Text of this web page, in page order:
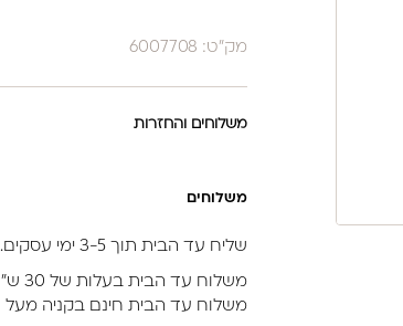
מק"ט: 6007708
משלוחים והחזרות
משלוחים
שליח עד הבית תוך 3-5 ימי עסקים.
משלוח עד הבית בעלות של 30 ש״ח.
משלוח עד הבית חינם בקניה מעל 399 ש״ח (לא כולל מוצרי חשמל).